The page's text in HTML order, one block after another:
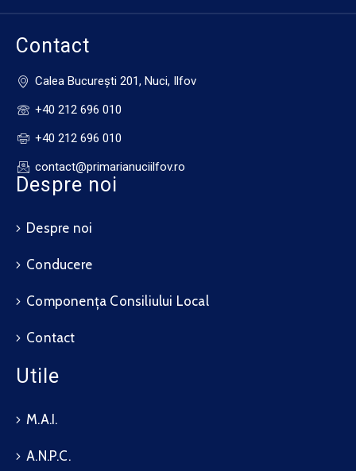
Contact
Calea Bucureşti 201, Nuci, Ilfov
+40 212 696 010
+40 212 696 010
contact@primarianuciilfov.ro
Despre noi
Despre noi
Conducere
Componența Consiliului Local
Contact
Utile
M.A.I.
A.N.P.C.